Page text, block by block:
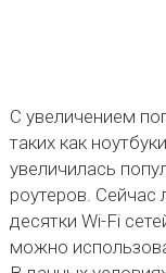
С увеличением
таких как
увеличилась
роутеров.
десятки Wi-Fi
можно